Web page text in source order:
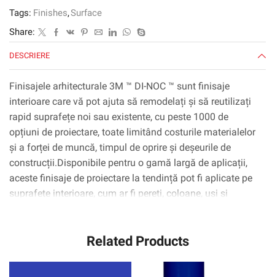
x
m
Tags: Finishes,Surface
Share:
DESCRIERE
Finisajele arhitecturale 3M ™ DI-NOC ™ sunt finisaje
interioare care vă pot ajuta să remodelați și să reutilizați
rapid suprafețe noi sau existente, cu peste 1000 de
opțiuni de proiectare, toate limitând costurile materialelor
și a forței de muncă, timpul de oprire și deșeurile de
construcții.Disponibile pentru o gamă largă de aplicații,
aceste finisaje de proiectare la tendință pot fi aplicate pe
suprafețe interioare, cum ar fi pereți, coloane, uși și
practic bulele de aer, simplificând și accelerând procesul
Related Products